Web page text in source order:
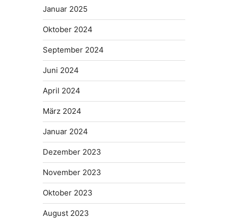
Januar 2025
Oktober 2024
September 2024
Juni 2024
April 2024
März 2024
Januar 2024
Dezember 2023
November 2023
Oktober 2023
August 2023